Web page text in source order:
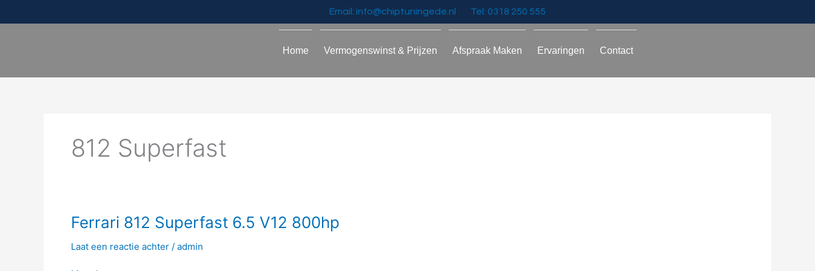
naar
Email: info@chiptuningede.nl Tel: 0318 250 555
Home Vermogenswinst & Prijzen Afspraak Maken Ervaringen Contact
812 Superfast
Ferrari 812 Superfast 6.5 V12 800hp
Laat een reactie achter / admin
Ferrari
Superfast